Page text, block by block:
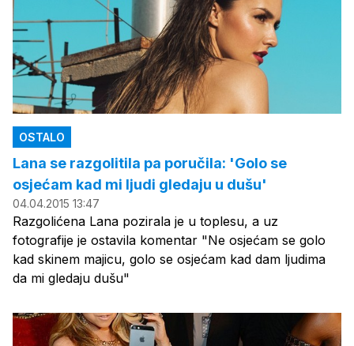
OSTALO
Lana se razgolitila pa poručila: 'Golo se
osjećam kad mi ljudi gledaju u dušu'
04.04.2015 13:47
Razgolićena Lana pozirala je u toplesu, a uz
fotografije je ostavila komentar "Ne osjećam se golo
kad skinem majicu, golo se osjećam kad dam ljudima
da mi gledaju dušu"